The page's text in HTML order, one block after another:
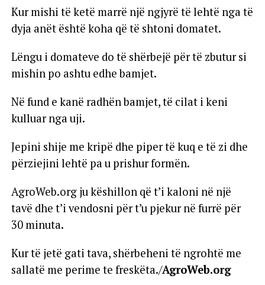
Kur mishi të ketë marrë një ngjyrë të lehtë nga të
dyja anët është koha që të shtoni domatet.
Lëngu i domateve do të shërbejë për të zbutur si
mishin po ashtu edhe bamjet.
Në fund e kanë radhën bamjet, të cilat i keni
kulluar nga uji.
Jepini shije me kripë dhe piper të kuq e të zi dhe
përziejini lehtë pa u prishur formën.
AgroWeb.org ju këshillon që t’i kaloni në një
tavë dhe t’i vendosni për t’u pjekur në furrë për
30 minuta.
Kur të jetë gati tava, shërbeheni të ngrohtë me
sallatë me perime te freskëta./AgroWeb.org